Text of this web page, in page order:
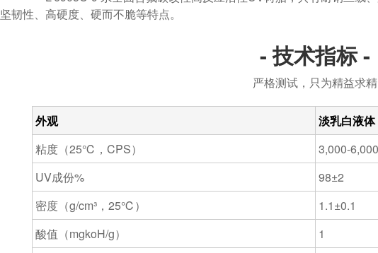
坚韧性、高硬度、硬而不脆等特点。
- 技术指标 -
严格测试，只为精益求精
外观
淡乳白液体
粘度（25℃，CPS）
3,000-6,000
UV成份%
98±2
密度（g/cm³，25℃）
1.1±0.1
酸值（mgkoH/g）
1